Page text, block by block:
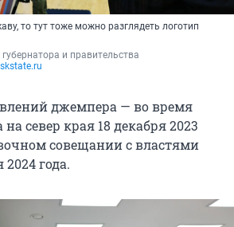
то тут тоже можно разглядеть логотип
и правительства
джемпера — во время
север края 18 декабря 2023
совещании с властями
года.